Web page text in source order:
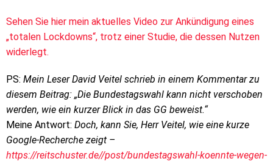
Sehen Sie hier mein aktuelles Video zur Ankündigung eines
„totalen Lockdowns“, trotz einer Studie, die dessen Nutzen
widerlegt.
PS: Mein Leser David Veitel schrieb in einem Kommentar zu
diesem Beitrag: „Die Bundestagswahl kann nicht verschoben
werden, wie ein kurzer Blick in das GG beweist.“
Meine Antwort: Doch, kann Sie, Herr Veitel, wie eine kurze
Google-Recherche zeigt –
https://reitschuster.de//post/bundestagswahl-koennte-wegen-